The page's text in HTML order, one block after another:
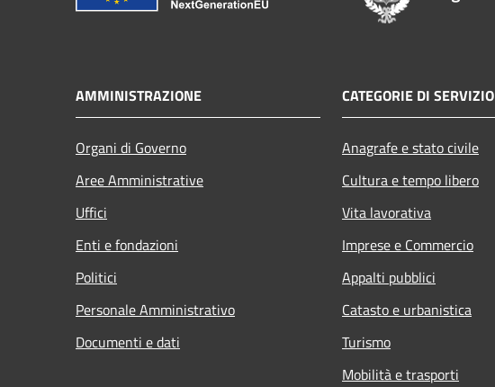
AMMINISTRAZIONE
Organi di Governo
Aree Amministrative
Uffici
Enti e fondazioni
Politici
Personale Amministrativo
Documenti e dati
CATEGORIE DI SERVIZIO
Anagrafe e stato civile
Cultura e tempo libero
Vita lavorativa
Imprese e Commercio
Appalti pubblici
Catasto e urbanistica
Turismo
Mobilità e trasporti